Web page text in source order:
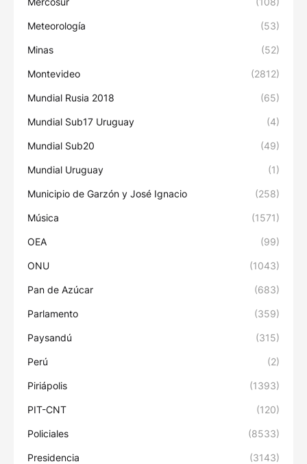
Meteorología (53)
Minas (52)
Montevideo (2812)
Mundial Rusia 2018 (65)
Mundial Sub17 Uruguay (4)
Mundial Sub20 (49)
Mundial Uruguay (1)
Municipio de Garzón y José Ignacio (258)
Música (1571)
OEA (99)
ONU (1043)
Pan de Azúcar (683)
Parlamento (359)
Paysandú (315)
Perú (2)
Piriápolis (1393)
PIT-CNT (120)
Policiales (8533)
Presidencia (3143)